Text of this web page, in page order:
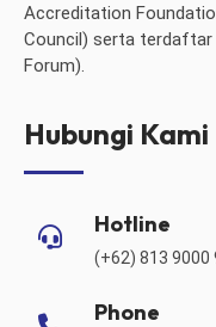
Accreditation
Council) serta
Forum).
Hubungi Kami
Hotline
(+62) 813 9000
Phone